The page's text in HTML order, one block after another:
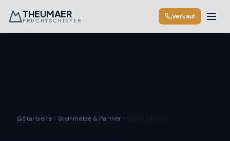
THEUMAER
FRUCHTSCHIEFER
Verkauf
Startseite Steinmetze & Partner